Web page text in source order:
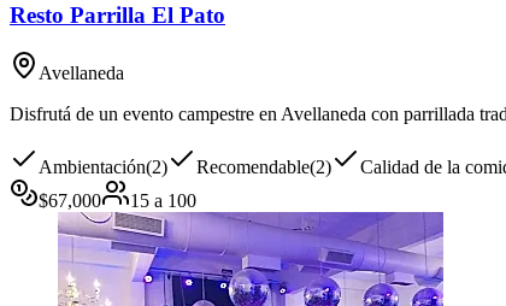
Resto Parrilla El Pato
Avellaneda
Disfrutá de un evento campestre en Avellaneda con parrillada
Ambientación(2) Recomendable(2) Calidad de la
$67,000 15 a 100